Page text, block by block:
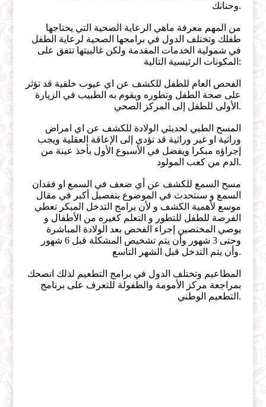
وحنانك.
من المهم معرفة ماهي الرعاية الصحية التي يحتاجها
طفلك وتختلف الدول في برامجها الصحية لرعاية الطفل
في شمولية الخدمات المقدمة ولكن غالبيتها تتفق على
المكونات الرئيسية التالية:
الفحص العام للطفل للكشف عن اي عيوب خلقية قد تؤثر
على صحة الطفل وتطوره ويقوم به الطبيب في الزيارة
الأولى للطفل إلى المركز الصحي.
المسح الطبي لحديثي الولادة للكشف عن اي امراض
وراثية او غير وراثية قد تؤدي إلى الإعاقة العقلية ويجب
إجراؤه مبكرا ويفضل في الأسبوع الأول بأخذ عينة من
الدم من كعب المولود.
مسح السمع للكشف عن أي ضعف في السمع او فقدان
السمع و سنتحدث في الموضوع بتفصيل أكبر في مقال
موسع لأهمية الكشف و لأن برامج التدخل المبكر تعطي
الفرصة للطفل للتطور و التعلم كغيره من الأطفال و
يوصي المختصين إجراء الفحص بعد الولادة المباشرة
وحتى 3 شهور وأن يتم تشخيص المشكلة قبل 6 شهور
وأن يتم التدخل قبل الشهر التاسع.
المطاعيم وتختلف الدول في برامج التطعيم لذلك انصحك
بمراجعة مركز الأمومة والطفولة للتعرف على برنامج
التطعيم الوطني.